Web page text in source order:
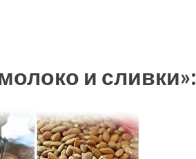
и сливки»: